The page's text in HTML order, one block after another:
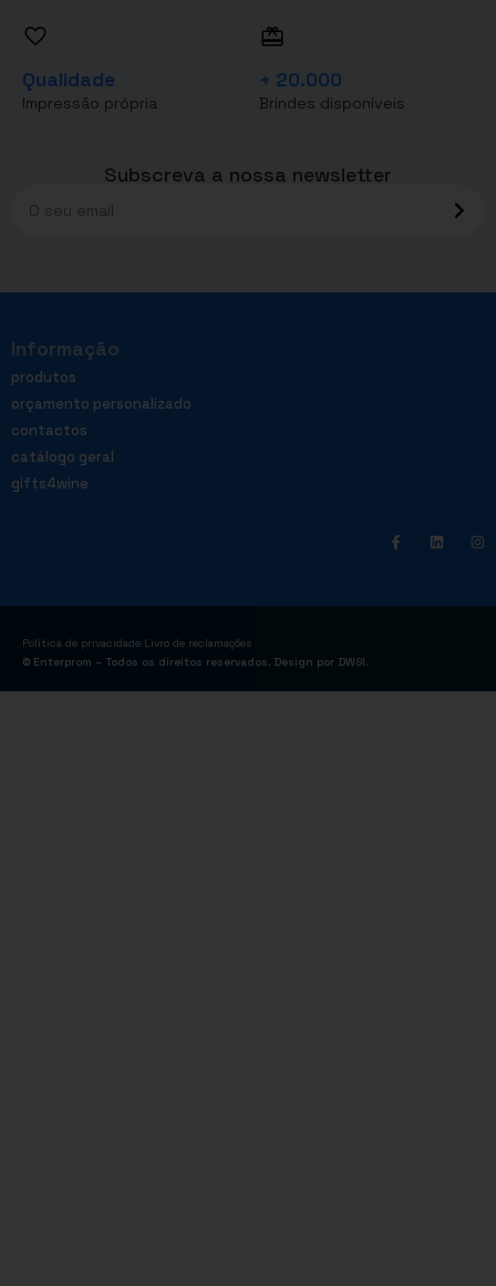
Qualidade
Impressão própria
+ 20.000
Brindes disponíveis
Subscreva a nossa newsletter
Informação
produtos
orçamento personalizado
contactos
catálogo geral
gifts4wine
Política de privacidade Livro de reclamações
© Enterprom – Todos os direitos reservados. Design por DWSI.